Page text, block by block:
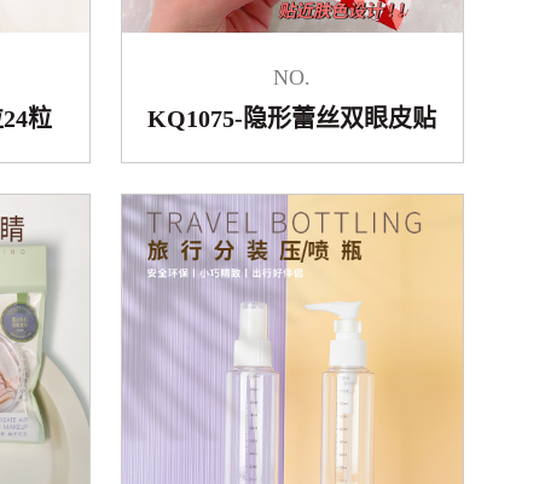
粒
NO.
KQ1075-隐形蕾丝双眼皮贴